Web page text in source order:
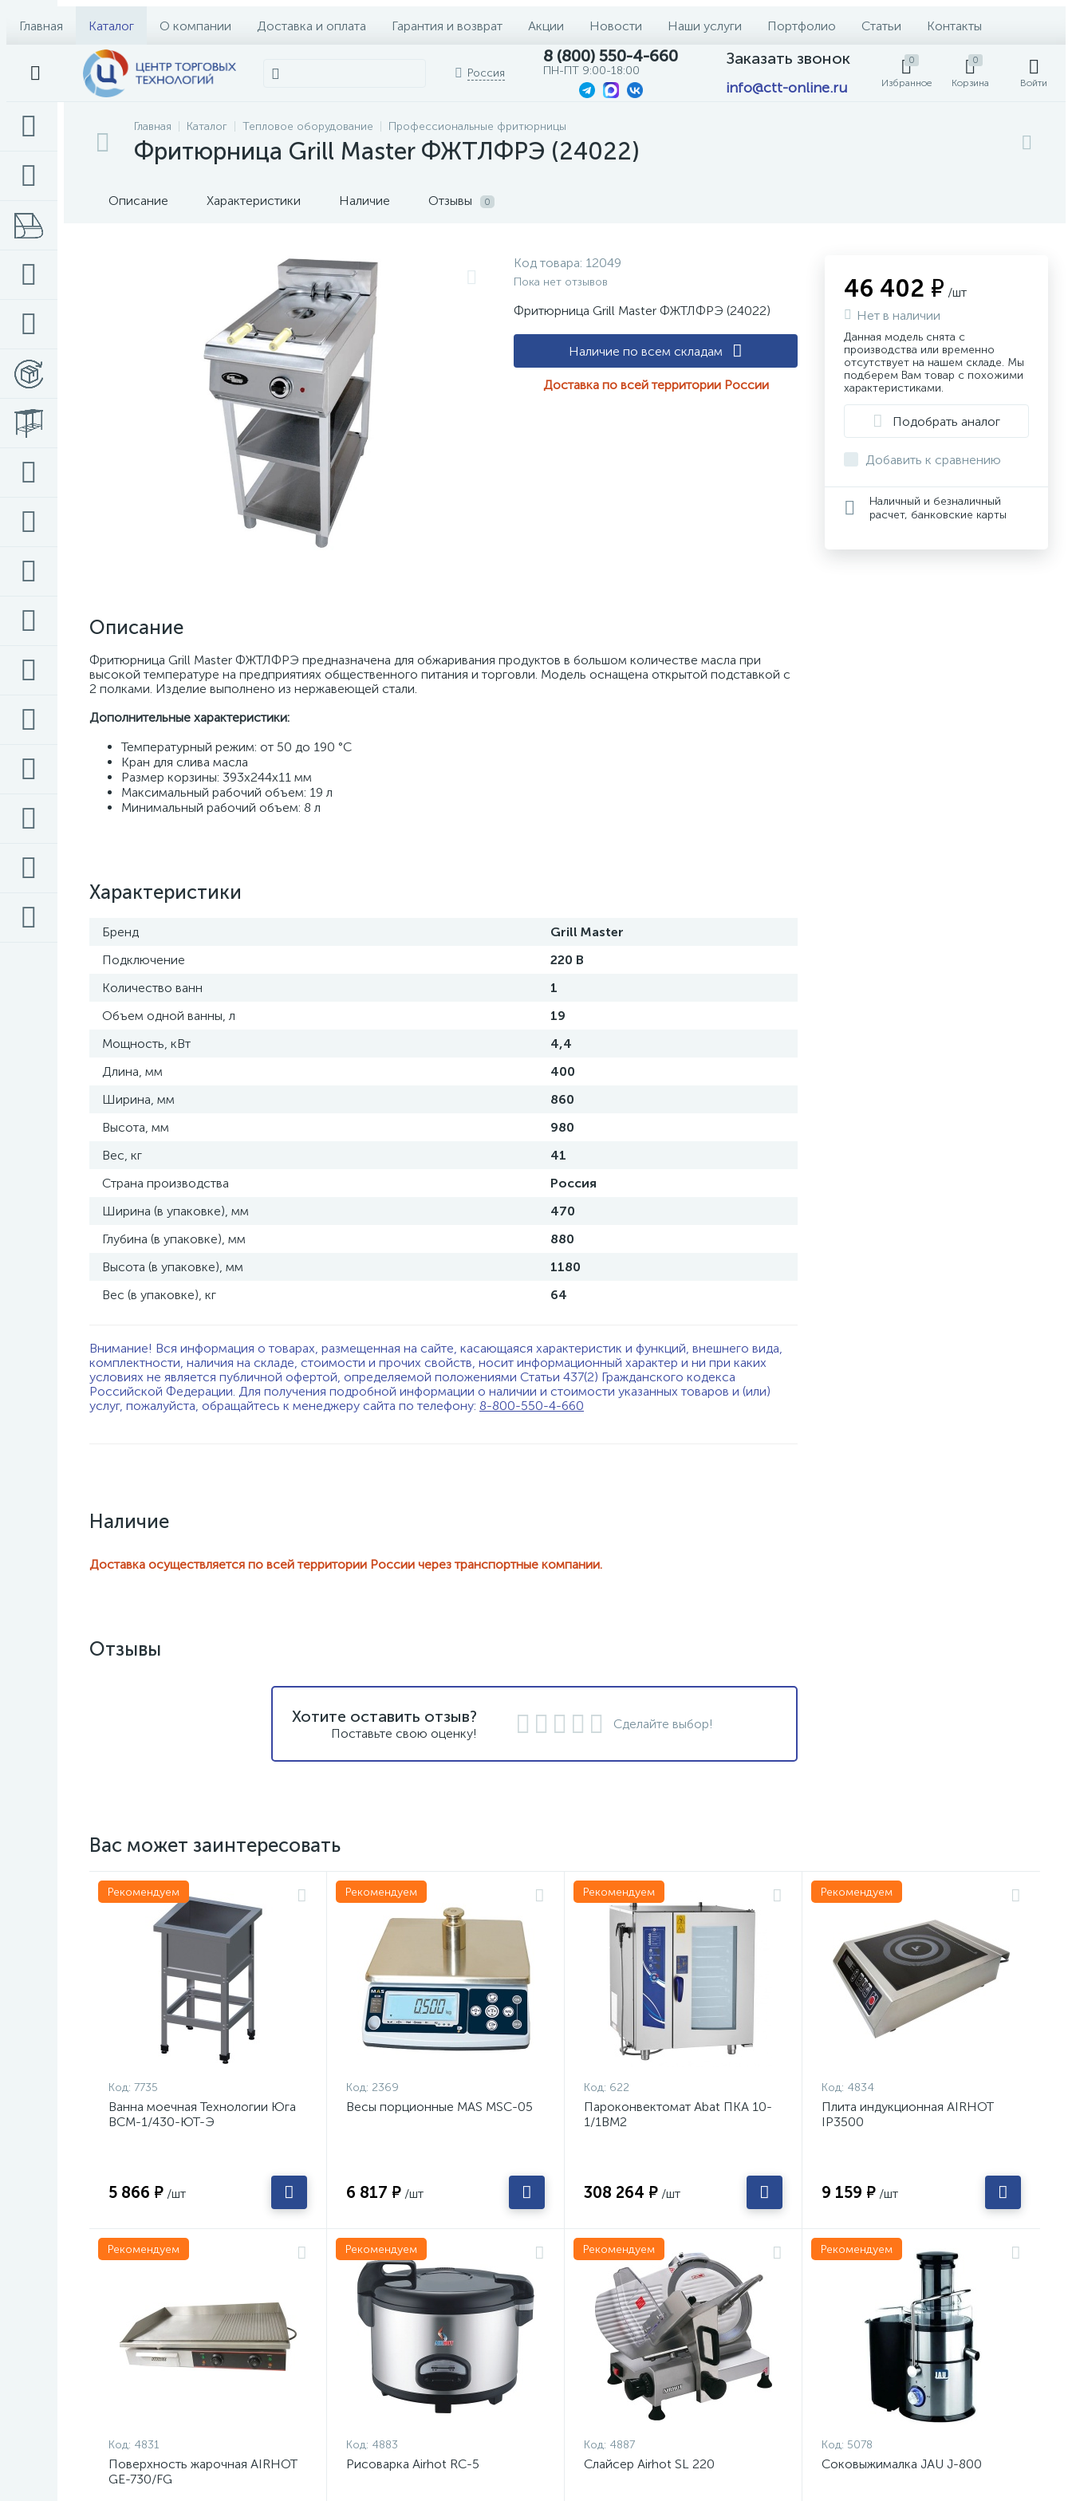
Главная Каталог О компании Доставка и оплата Гарантия и возврат Акции Новости Наши услуги Портфолио Статьи Контакты
Россия
8 (800) 550-4-660
ПН-ПТ 9:00-18:00
Заказать звонок
info@ctt-online.ru
0
Избранное
0
Корзина Войти
Главная Каталог Тепловое оборудование Профессиональные фритюрницы
Фритюрница Grill Master ФЖТЛФРЭ (24022)
Описание Характеристики Наличие Отзывы 0
Код товара: 12049
Пока нет отзывов
Фритюрница Grill Master ФЖТЛФРЭ (24022)
Наличие по всем складам
Доставка по всей территории России
Описание
Фритюрница Grill Master ФЖТЛФРЭ предназначена для обжаривания продуктов в большом количестве масла при
высокой температуре на предприятиях общественного питания и торговли. Модель оснащена открытой подставкой с
2 полками. Изделие выполнено из нержавеющей стали.
Дополнительные характеристики:
Температурный режим: от 50 до 190 °С
Кран для слива масла
Размер корзины: 393х244х11 мм
Максимальный рабочий объем: 19 л
Минимальный рабочий объем: 8 л
Характеристики
Бренд
Grill Master
Подключение
220 В
Количество ванн
1
Объем одной ванны, л
19
Мощность, кВт
4,4
Длина, мм
400
Ширина, мм
860
Высота, мм
980
Вес, кг
41
Страна производства
Россия
Ширина (в упаковке), мм
470
Глубина (в упаковке), мм
880
Высота (в упаковке), мм
1180
Вес (в упаковке), кг
64
Внимание! Вся информация о товарах, размещенная на сайте, касающаяся характеристик и функций, внешнего вида,
комплектности, наличия на складе, стоимости и прочих свойств, носит информационный характер и ни при каких
условиях не является публичной офертой, определяемой положениями Статьи 437(2) Гражданского кодекса
Российской Федерации. Для получения подробной информации о наличии и стоимости указанных товаров и (или)
услуг, пожалуйста, обращайтесь к менеджеру сайта по телефону: 8-800-550-4-660
Наличие
Доставка осуществляется по всей территории России через транспортные компании.
46 402 ₽ /шт
Нет в наличии
Данная модель снята с
производства или временно
отсутствует на нашем складе. Мы
подберем Вам товар с похожими
характеристиками.
Подобрать аналог
Добавить к сравнению
Наличный и безналичный
расчет, банковские карты
Отзывы
Хотите оставить отзыв?
Поставьте свою оценку!
Сделайте выбор!
Вас может заинтересовать
Рекомендуем
Код: 7735
Ванна моечная Технологии Юга
ВСМ-1/430-ЮТ-Э
5 866 ₽ /шт
Рекомендуем
Код: 2369
Весы порционные MAS MSC-05
6 817 ₽ /шт
Рекомендуем
Код: 622
Пароконвектомат Abat ПКА 10-
1/1ВМ2
308 264 ₽ /шт
Рекомендуем
Код: 4834
Плита индукционная AIRHOT
IP3500
9 159 ₽ /шт
Рекомендуем
Код: 4831
Поверхность жарочная AIRHOT
GE-730/FG
Рекомендуем
Код: 4883
Рисоварка Airhot RC-5
Рекомендуем
Код: 4887
Слайсер Airhot SL 220
Рекомендуем
Код: 5078
Соковыжималка JAU J-800